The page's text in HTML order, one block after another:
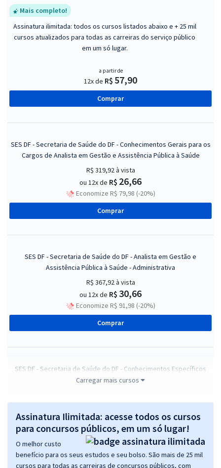
Mais completo!
Assinatura ilimitada: todos os cursos listados abaixo e + 25 mil
cursos atualizados para todas as carreiras do serviço público
em um só lugar.
a partir de
12x de R$ 57,90
Comprar
SES DF - Secretaria de Saúde do DF - Conhecimentos Gerais para os
Cargos de Analista em Gestão e Assistência Pública à Saúde
R$ 319,92à vista
ou 12x de R$ 26,66
Economize R$ 79,98 (-20%)
Comprar
SES DF - Secretaria de Saúde do DF - Analista em Gestão e
Assistência Pública à Saúde - Administrativa
R$ 367,92à vista
ou 12x de R$ 30,66
Economize R$ 91,98 (-20%)
Comprar
SES DF - Secretaria de Saúde do DF - Conhecimentos Específicos
para Analista em Gestão e Assistência Pública à Saúde -
R$ 167,92à vista
ou 12x de R$13,99
Economize R$ 41,98 (-20%)
Comprar
Carregar mais cursos
Assinatura Ilimitada: acesse todos os cursos
para concursos públicos, em um só lugar!
O melhor custo
benefício para os seus estudos e seu bolso. São mais de 25 mil
cursos para todas as carreiras de concursos públicos, com